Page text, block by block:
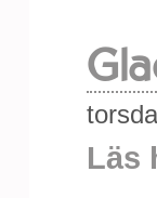
Läs